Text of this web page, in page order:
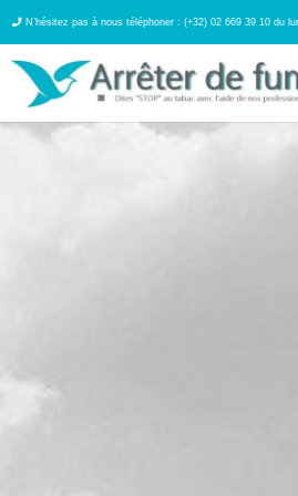
N’hésitez pas à nous téléphoner : (+32) 02 669 39 10 du